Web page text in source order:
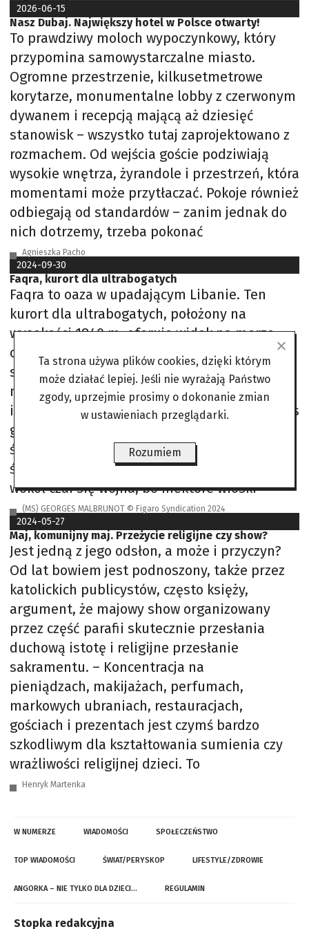
2026-06-15
Nasz Dubaj. Największy hotel w Polsce otwarty!
To prawdziwy moloch wypoczynkowy, który
przypomina samowystarczalne miasto.
Ogromne przestrzenie, kilkusetmetrowe
korytarze, monumentalne lobby z czerwonym
dywanem i recepcją mającą aż dziesięć
stanowisk – wszystko tutaj zaprojektowano z
rozmachem. Od wejścia goście podziwiają
wysokie wnętrza, żyrandole i przestrzeń, która
momentami może przytłaczać. Pokoje również
odbiegają od standardów – zanim jednak do
nich dotrzemy, trzeba pokonać
Agnieszka Pacho
2024-09-30
Faqra, kurort dla ultrabogatych
Faqra to oaza w upadającym Libanie. Ten
kurort dla ultrabogatych, położony na
wysokości 1840 m, oferuje widok na morze
oraz czyste powietrze godzinę jazdy
samochodem od Bejrutu. – To
mikrospołeczność, która żyje w dostatku i nie
interesuje się rzeczywistością dokoła, podczas
gdy tłum uchodźców poszukujących
środków do życia grzebie w koszach na
śmieci, 44 proc. Libańczyków żyje w biedzie, a
wokół czai się wojna, bo niektóre wioski
(MS) GEORGES MALBRUNOT © Figaro Syndication 2024
2024-05-27
Maj, komunijny maj. Przeżycie religijne czy show?
Jest jedną z jego odsłon, a może i przyczyn?
Od lat bowiem jest podnoszony, także przez
katolickich publicystów, często księży,
argument, że majowy show organizowany
przez część parafii skutecznie przesłania
duchową istotę i religijne przesłanie
sakramentu. – Koncentracja na
pieniądzach, makijażach, perfumach,
markowych ubraniach, restauracjach,
gościach i prezentach jest czymś bardzo
szkodliwym dla kształtowania sumienia czy
wrażliwości religijnej dzieci. To
Henryk Martenka
W NUMERZE WIADOMOŚCI SPOŁECZEŃSTWO
TOP WIADOMOŚCI ŚWIAT/PERYSKOP LIFESTYLE/ZDROWIE
ANGORKA – NIE TYLKO DLA DZIECI… REGULAMIN
Stopka redakcyjna
Ta strona używa plików cookies, dzięki którym
może działać lepiej. Jeśli nie wyrażają Państwo
zgody, uprzejmie prosimy o dokonanie zmian
w ustawieniach przeglądarki.
Rozumiem